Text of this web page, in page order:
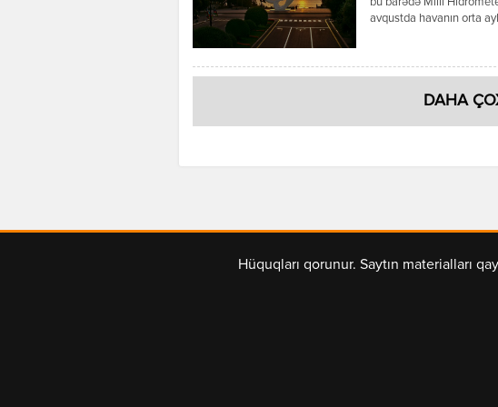
bu barədə Milli
avqustda havanın orta
günlərində ölkə
DAHA
Hüquqları qorunur. Saytın materialları